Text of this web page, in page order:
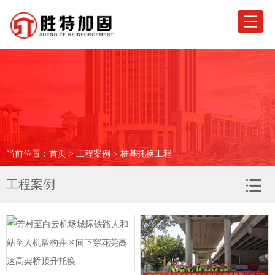
业务范围
工程案例
驻外机构
新闻专区
当前位置： 首页 > 工程案例 > 桩基托换工程
工程案例